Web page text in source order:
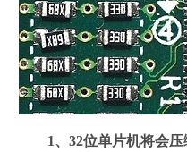
1、32位单片机将会压